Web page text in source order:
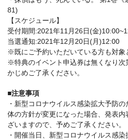
81)
【スケジュール】
受付期間:2021年11月26日(金
当選通知:2021年12月20日(月)12:00
※既にご予約いただいている方も対象
※特典のイベント申込券は無くなり次
かじめご了承ください。
■注意事項
・新型コロナウイルス感染拡大予防
体の方針が変更になった場合、発表
ざいますので、予めご了承ください。
・開催当日、新型コロナウイルス感